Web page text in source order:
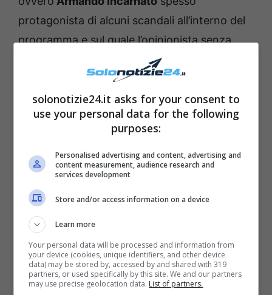
protagonista di alcuni scandali all’interno del
programma e sul quale l’opinionista senza
mezzi termini ha detto la sua.
solonotizie24.it asks for your consent to
use your personal data for the following
purposes:
Personalised advertising and content, advertising and
content measurement, audience research and
services development
Store and/or access information on a device
Learn more
Your personal data will be processed and information from
your device (cookies, unique identifiers, and other device
data) may be stored by, accessed by and shared with 319
partners, or used specifically by this site. We and our partners
may use precise geolocation data. List of partners.